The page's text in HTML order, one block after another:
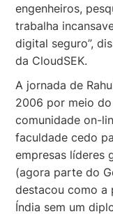
engenheiros,
trabalha
digital seguro”,
da CloudSEK.
A jornada de
2006 por meio
comunidade on-
faculdade cedo
empresas líderes
(agora parte do
destacou como a
Índia sem um